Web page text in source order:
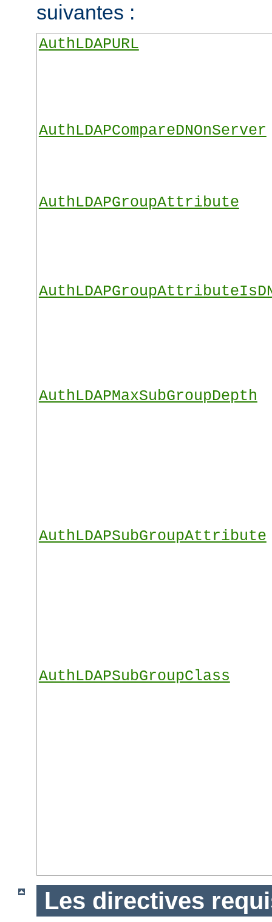
suivantes :
AuthLDAPURL
AuthLDAPCompareDNOnServer
AuthLDAPGroupAttribute
AuthLDAPMaxSubGroupDepth
AuthLDAPSubGroupAttribute
AuthLDAPSubGroupClass
Les directives